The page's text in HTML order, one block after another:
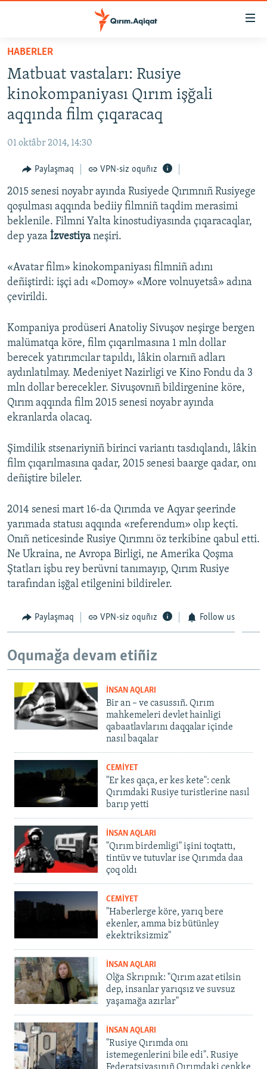
Esas
qaytmaq
Baş
navigatsiyağa
qaytmaq
Qıdıruvğa
HABERLER
SİYASET
İQTİSADİYAT
MEDENİYET
İNSAN AQLARI
VİDEO
SÜRET
BLOGLAR
Русский
QOŞULIÑIZ!
RFE/RS bütün saytları
HABERLER
Matbuat vastaları: Rusiye
kinokompaniyası Qırım işğali
aqqında film çıqaracaq
01 oktâbr 2014, 14:30
Paylaşmaq VPN-siz oquñız
2015 senesi noyabr ayında Rusiyede Qırımnıñ Rusiyege
qoşulması aqqında bediiy filmniñ taqdim merasimi
beklenile. Filmni Yalta kinostudiyasında çıqaracaqlar,
dep yaza İzvestiya neşiri.
«Avatar film» kinokompaniyası filmniñ adını
deñiştirdi: işçi adı «Domoy» «More volnuyetsâ» adına
çevirildi.
Kompaniya prodüseri Anatoliy Sivuşov neşirge bergen
malümatqa köre, film çıqarılmasına 1 mln dollar
berecek yatırımcılar tapıldı, lâkin olarnıñ adları
aydınlatılmay. Medeniyet Nazirligi ve Kino Fondu da 3
mln dollar berecekler. Sivuşovnıñ bildirgenine köre,
Qırım aqqında film 2015 senesi noyabr ayında
ekranlarda olacaq.
Şimdilik stsenariyniñ birinci variantı tasdıqlandı, lâkin
film çıqarılmasına qadar, 2015 senesi baarge qadar, onı
deñiştire bileler.
2014 senesi mart 16-da Qırımda ve Aqyar şeerinde
yarımada statusı aqqında «referendum» olıp keçti.
Onıñ neticesinde Rusiye Qırımnı öz terkibine qabul etti.
Ne Ukraina, ne Avropa Birligi, ne Amerika Qoşma
Ştatları işbu rey berüvni tanımayıp, Qırım Rusiye
tarafından işğal etilgenini bildireler.
Paylaşmaq VPN-siz oquñız Follow us
Oqumağa devam etiñiz
İNSAN AQLARI
Bir an – ve casussıñ. Qırım
mahkemeleri devlet hainligi
qabaatlavlarını daqqalar içinde
nasıl baqalar
CEMİYET
"Er kes qaça, er kes kete": cenk
Qırımdaki Rusiye turistlerine nasıl
barıp yetti
İNSAN AQLARI
"Qırım birdemligi" işini toqtattı,
tintüv ve tutuvlar ise Qırımda daa
çoq oldı
CEMİYET
"Haberlerge köre, yarıq bere
ekenler, amma biz bütünley
ekektriksizmiz"
İNSAN AQLARI
Olğa Skrıpnık: "Qırım azat etilsin
dep, insanlar yarıqsız ve suvsuz
yaşamağa azırlar"
İNSAN AQLARI
"Rusiye Qırımda onı
istemegenlerini bile edi". Rusiye